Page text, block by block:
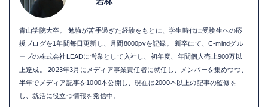
青山学院大卒。 勉強が苦手過ぎた経験をもとに、学生時代に受験生への応
援ブログを1年間毎日更新し、月間8000pvを記録。 新卒にて、C-mindグル
ープの株式会社LEADに営業として入社し、初年度、年間個人売上900万以
上達成。 2023年3月にメディア事業責任者に就任し、メンバーを集めつつ、
半年でメディア記事を1000本公開し、現在は2000本以上の記事の監修を
し、就活に役立つ情報を発信中。